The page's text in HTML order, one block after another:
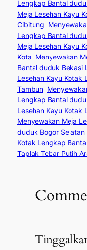
Lengkap Bantal
Meja Lesehan Kayu
Cibitung
Lengkap Bantal
Meja Lesehan Kayu
Kota Menyewakan
Bantal duduk Bekasi
Lesehan Kayu Kotak
Tambun
Lengkap Bantal
Lesehan Kayu Kotak
Menyewakan Meja
duduk Bogor Selatan
Kotak Lengkap
Taplak Tebar Putih